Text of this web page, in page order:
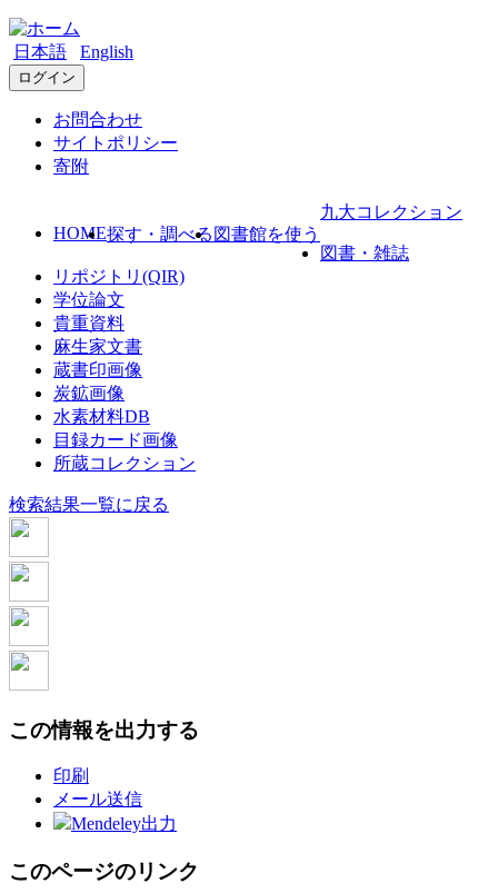
日本語 English
ログイン
お問合わせ
サイトポリシー
寄附
HOME探す・調べる 図書館を使う
九大コレクション
図書・雑誌
リポジトリ(QIR)
学位論文
貴重資料
麻生家文書
蔵書印画像
炭鉱画像
水素材料DB
目録カード画像
所蔵コレクション
検索結果一覧に戻る
この情報を出力する
印刷
メール送信
Mendeley出力
このページのリンク